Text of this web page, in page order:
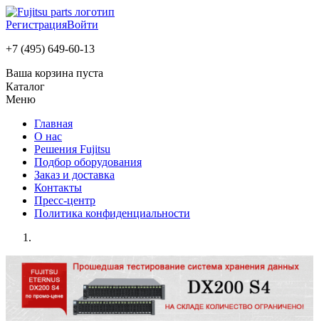
РегистрацияВойти
+7 (495) 649-60-13
Ваша корзина пуста
Каталог
Меню
Главная
О нас
Решения Fujitsu
Подбор оборудования
Заказ и доставка
Контакты
Пресс-центр
Политика конфиденциальности